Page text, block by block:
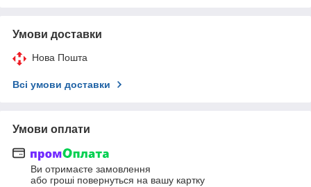
Умови доставки
Нова Пошта
Всі умови доставки
Умови оплати
Ви отримаєте замовлення
або гроші повернуться на вашу картку